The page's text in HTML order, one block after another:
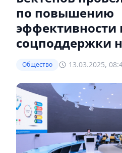
по повышению
эффективности
соцподдержки
Общество 13.03.2025,